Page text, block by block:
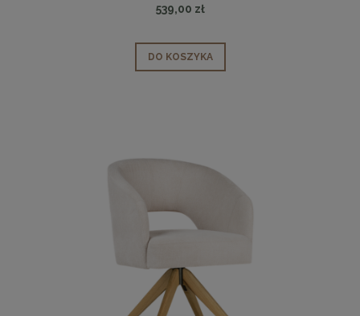
539,00 zł
DO KOSZYKA